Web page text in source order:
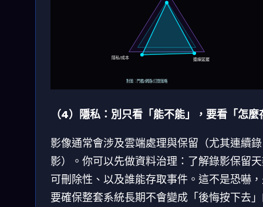
連線延遲
隱私/成本
對策：門檻/網路/訂閱策略
（4）隱私：別只看「能不能」，要看「怎麼
影像通常會涉及雲端處理與保留（尤其連續錄
影）。你可以先做資料治理：了解錄影保留
可刪除性、以及誰能存取事件。這不是恐嚇
要確保整套系統長期不會變成「後悔按下去